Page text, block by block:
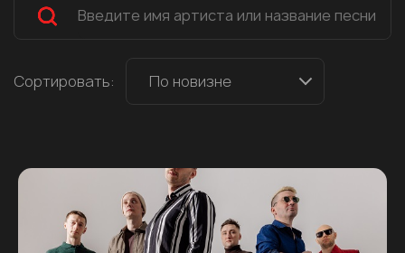
Сортировать: По новизне